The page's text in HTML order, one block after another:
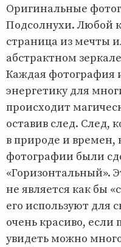
Оригинальные
Подсолнухи. Любой
страница из мечты
абстрактном
Каждая фотография
энергетику для
происходит
оставив след. След,
в природе и времен,
фотографии были
«Горизонтальный».
не является как бы
его используют для
очень красиво, если
увидеть можно